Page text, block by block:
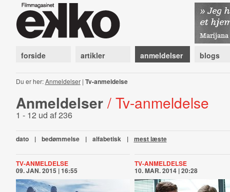
forside artikler anmeldelser blogs
Du er her:Anmeldelser| Tv-anmeldelse
Anmeldelser / Tv-anmeldelse
1 - 12 ud af 236
dato | bedømmelse | alfabetisk | mest læste
TV-ANMELDELSE
09. JAN. 2015 | 16:55
TV-ANMELDELSE
10. MAR. 2014 | 20:28